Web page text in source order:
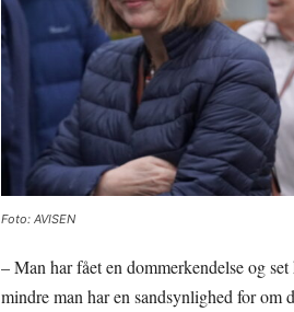
Foto: AVISEN
– Man har fået en dommerkendelse og
mindre man har en sandsynlighed for om